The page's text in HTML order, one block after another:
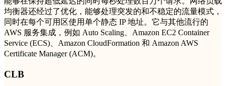
均衡器还经过了优化，能够处理突发的和不稳定的流量模式，
同时在每个可用区使用单个静态 IP 地址。它与其他流行的
AWS 服务集成，例如 Auto Scaling、Amazon EC2 Container
Service (ECS)、Amazon CloudFormation 和 Amazon AWS
Certificate Manager (ACM)。
CLB